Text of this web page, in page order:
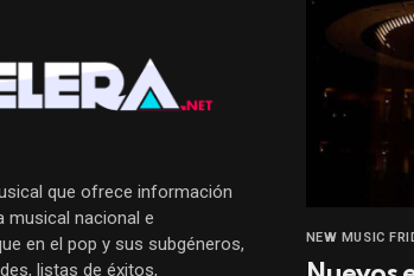
que ofrece información
musical nacional e
en el pop y sus subgéneros,
listas de éxitos,
NEW MUSIC